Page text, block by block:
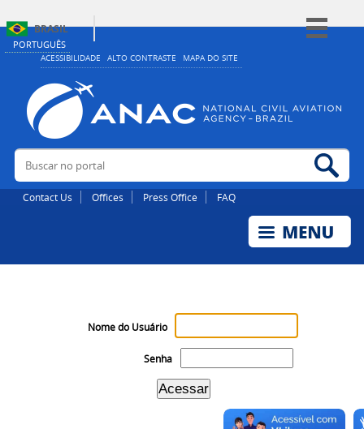
PORTUGUÊS
ACESSIBILIDADE ALTO CONTRASTE MAPA DO SITE
BRASIL
Simplifique!
Participe
Canais
Buscar no portal
Contact Us Offices Press Office FAQ
Nome do Usuário
Senha